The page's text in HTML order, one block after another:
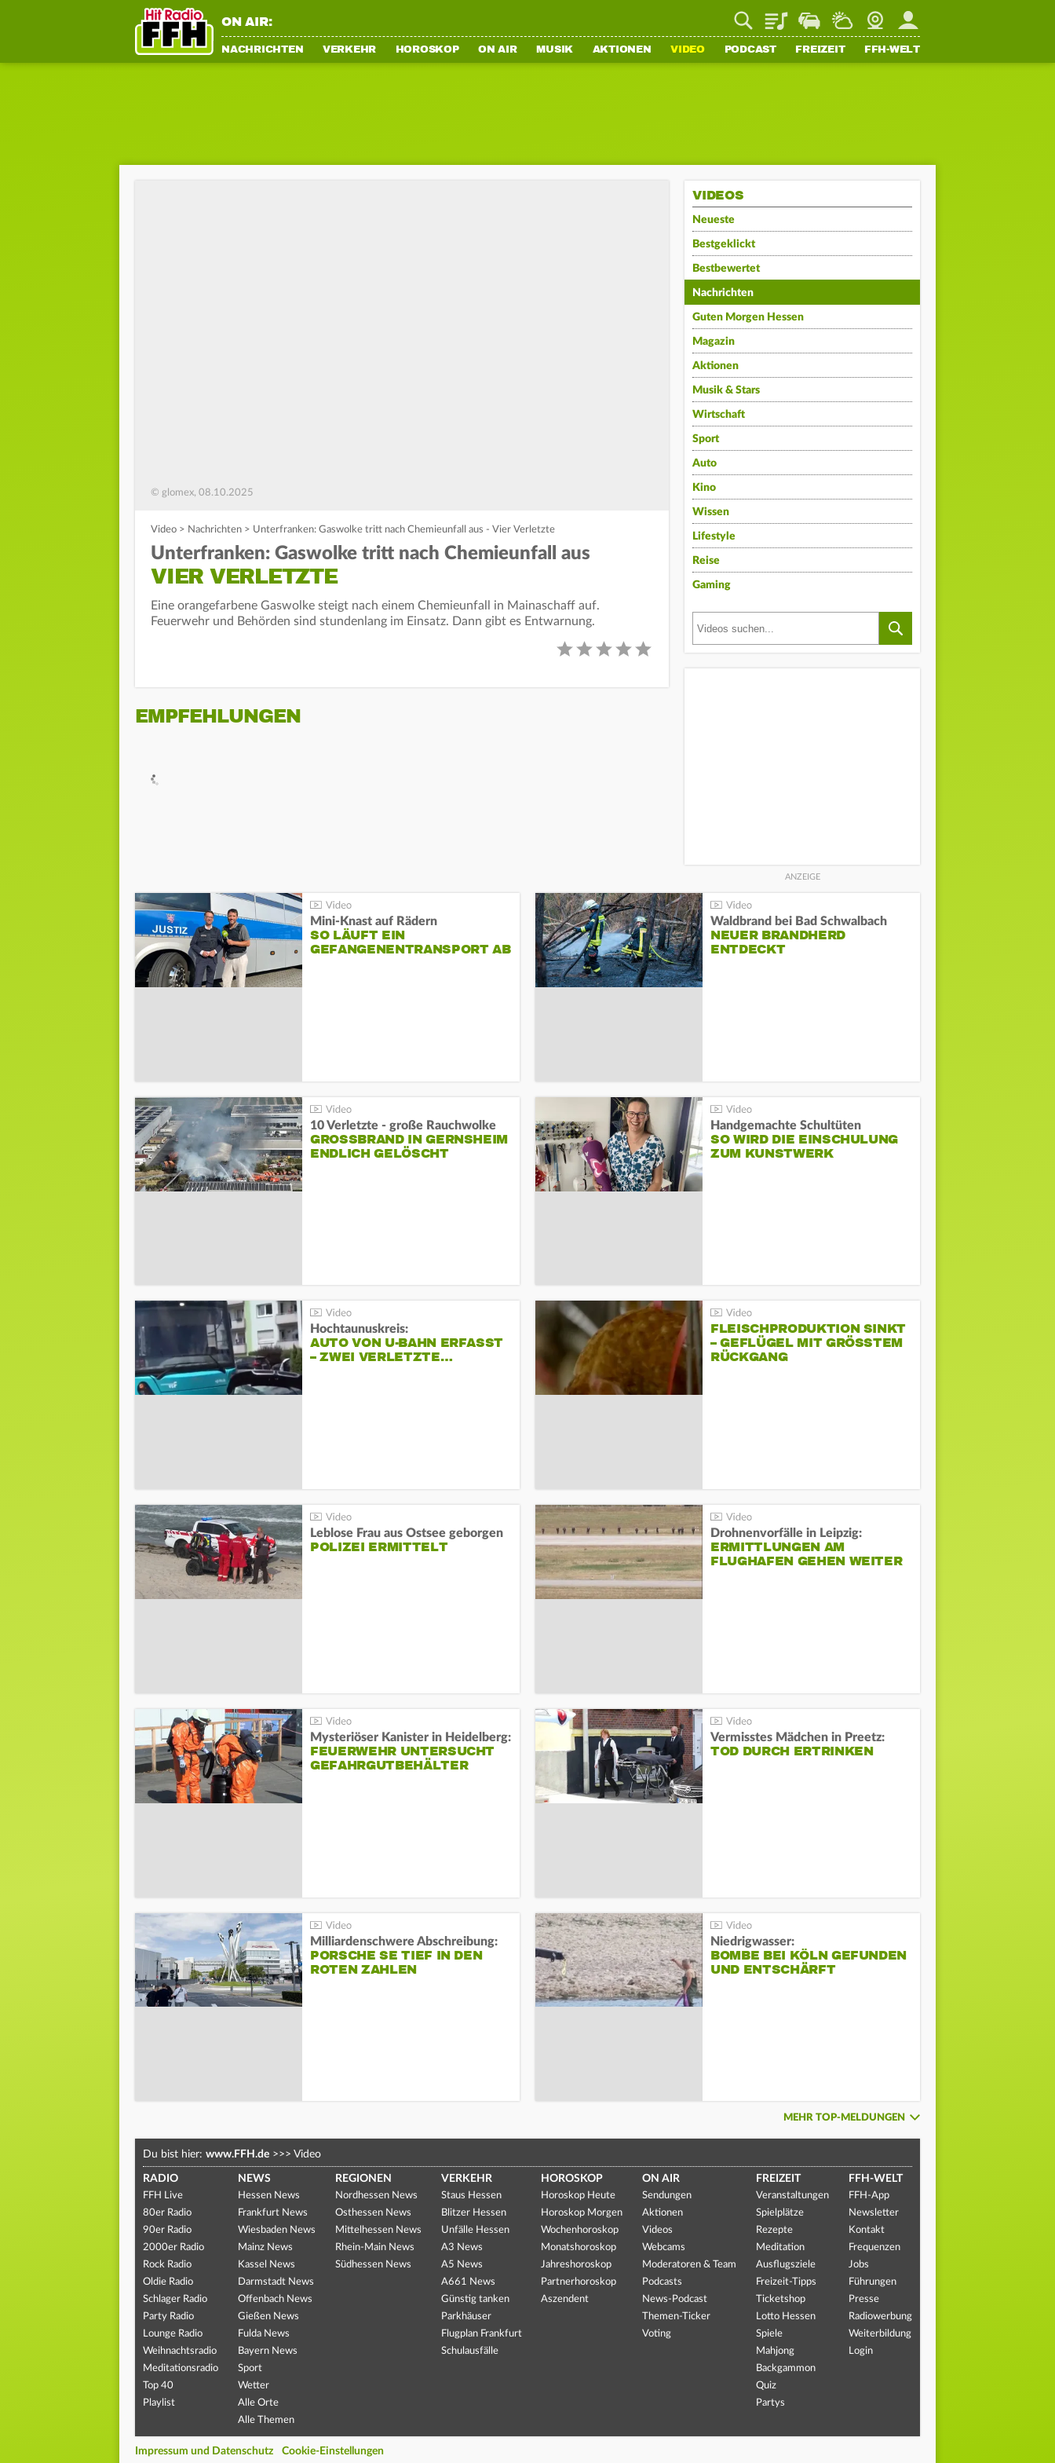
ON AIR: PlaylistStaupilotWetterWebcamMein FFH
NACHRICHTEN VERKEHR HOROSKOP ON AIR MUSIK AKTIONEN VIDEO PODCAST FREIZEIT FFH-WELT
© glomex, 08.10.2025
Video > Nachrichten > Unterfranken: Gaswolke tritt nach Chemieunfall aus - Vier Verletzte
Unterfranken: Gaswolke tritt nach Chemieunfall aus
VIER VERLETZTE
Eine orangefarbene Gaswolke steigt nach einem Chemieunfall in Mainaschaff auf.
Feuerwehr und Behörden sind stundenlang im Einsatz. Dann gibt es Entwarnung.
EMPFEHLUNGEN
VIDEOS
Neueste
Bestgeklickt
Bestbewertet
Nachrichten
Guten Morgen Hessen
Magazin
Aktionen
Musik & Stars
Wirtschaft
Sport
Auto
Kino
Wissen
Lifestyle
Reise
Gaming
Mini-Knast auf Rädern
SO LÄUFT EIN
GEFANGENENTRANSPORT AB
Waldbrand bei Bad Schwalbach
NEUER BRANDHERD
ENTDECKT
10 Verletzte - große Rauchwolke
GROSSBRAND IN GERNSHEIM E
NDLICH GELÖSCHT
Handgemachte Schultüten
SO WIRD DIE EINSCHULUNG
ZUM KUNSTWERK
Hochtaunuskreis:
AUTO VON U-BAHN ERFASST
– ZWEI VERLETZTE…
FLEISCHPRODUKTION SINKT
– GEFLÜGEL MIT GRÖSSTEM R
ÜCKGANG
Leblose Frau aus Ostsee geborgen
POLIZEI ERMITTELT
Drohnenvorfälle in Leipzig:
ERMITTLUNGEN AM
FLUGHAFEN GEHEN WEITER
Mysteriöser Kanister in Heidelberg:
FEUERWEHR UNTERSUCHT
GEFAHRGUTBEHÄLTER
Vermisstes Mädchen in Preetz:
TOD DURCH ERTRINKEN
Milliardenschwere Abschreibung:
PORSCHE SE TIEF IN DEN
ROTEN ZAHLEN
Niedrigwasser:
BOMBE BEI KÖLN GEFUNDEN
UND ENTSCHÄRFT
MEHR TOP-MELDUNGEN
Du bist hier: www.FFH.de >>> Video
RADIO
FFH Live
80er Radio
90er Radio
2000er Radio
Rock Radio
Oldie Radio
Schlager Radio
Party Radio
Lounge Radio
Weihnachtsradio
Meditationsradio
Top 40
Playlist
NEWS
Hessen News
Frankfurt News
Wiesbaden News
Mainz News
Kassel News
Darmstadt News
Offenbach News
Gießen News
Fulda News
Bayern News
Sport
Wetter
Alle Orte
Alle Themen
REGIONEN
Nordhessen News
Osthessen News
Mittelhessen News
Rhein-Main News
Südhessen News
VERKEHR
Staus Hessen
Blitzer Hessen
Unfälle Hessen
A3 News
A5 News
A661 News
Günstig tanken
Parkhäuser
Flugplan Frankfurt
Schulausfälle
HOROSKOP
Horoskop Heute
Horoskop Morgen
Wochenhoroskop
Monatshoroskop
Jahreshoroskop
Partnerhoroskop
Aszendent
ON AIR
Sendungen
Aktionen
Videos
Webcams
Moderatoren & Team
Podcasts
News-Podcast
Themen-Ticker
Voting
FREIZEIT
Veranstaltungen
Spielplätze
Rezepte
Meditation
Ausflugsziele
Freizeit-Tipps
Ticketshop
Lotto Hessen
Spiele
Mahjong
Backgammon
Quiz
Partys
FFH-WELT
FFH-App
Newsletter
Kontakt
Frequenzen
Jobs
Führungen
Presse
Radiowerbung
Weiterbildung
Login
Impressum und Datenschutz Cookie-Einstellungen